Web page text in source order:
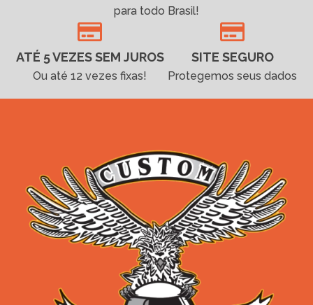
para todo Brasil!
ATÉ 5 VEZES SEM JUROS
Ou até 12 vezes fixas!
SITE SEGURO
Protegemos seus dados